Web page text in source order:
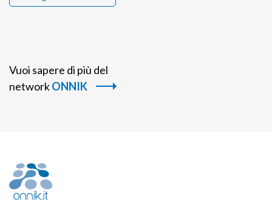
Vuoi sapere di più del
networkONNIK